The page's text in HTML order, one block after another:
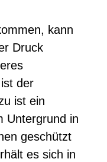
kann
Druck
der
ist ein
Untergrund in
geschützt
es sich in